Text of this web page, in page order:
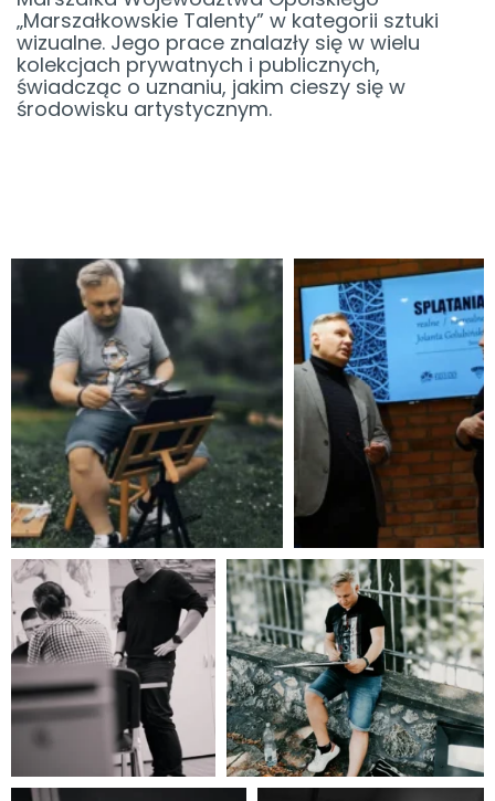
„Marszałkowskie Talenty” w kategorii sztuki
wizualne. Jego prace znalazły się w wielu
kolekcjach prywatnych i publicznych,
świadcząc o uznaniu, jakim cieszy się w
środowisku artystycznym.